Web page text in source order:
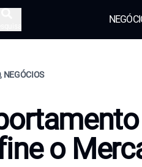
NEGÓCIOS
o